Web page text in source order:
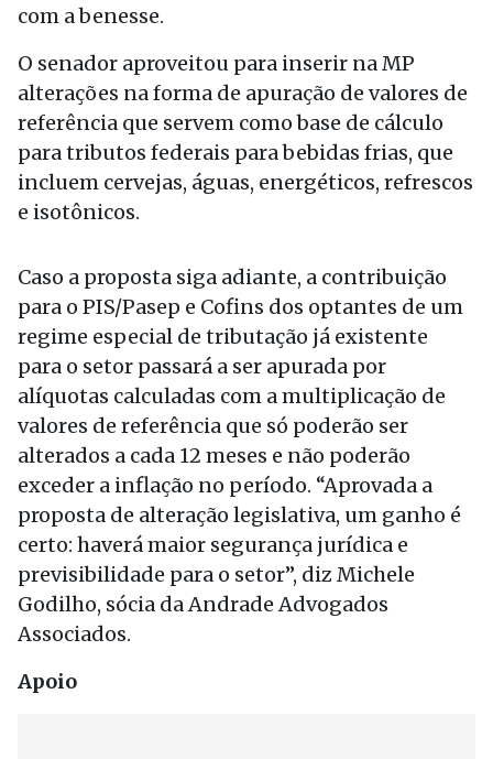
com a benesse.
O senador aproveitou para inserir na MP
alterações na forma de apuração de valores de
referência que servem como base de cálculo
para tributos federais para bebidas frias, que
incluem cervejas, águas, energéticos, refrescos
e isotônicos.
Caso a proposta siga adiante, a contribuição
para o PIS/Pasep e Cofins dos optantes de um
regime especial de tributação já existente
para o setor passará a ser apurada por
alíquotas calculadas com a multiplicação de
valores de referência que só poderão ser
alterados a cada 12 meses e não poderão
exceder a inflação no período. “Aprovada a
proposta de alteração legislativa, um ganho é
certo: haverá maior segurança jurídica e
previsibilidade para o setor”, diz Michele
Godilho, sócia da Andrade Advogados
Associados.
Apoio